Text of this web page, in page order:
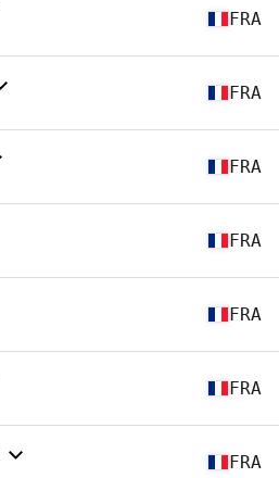
FRA
FRA
FRA
FRA
FRA
FRA
FRA